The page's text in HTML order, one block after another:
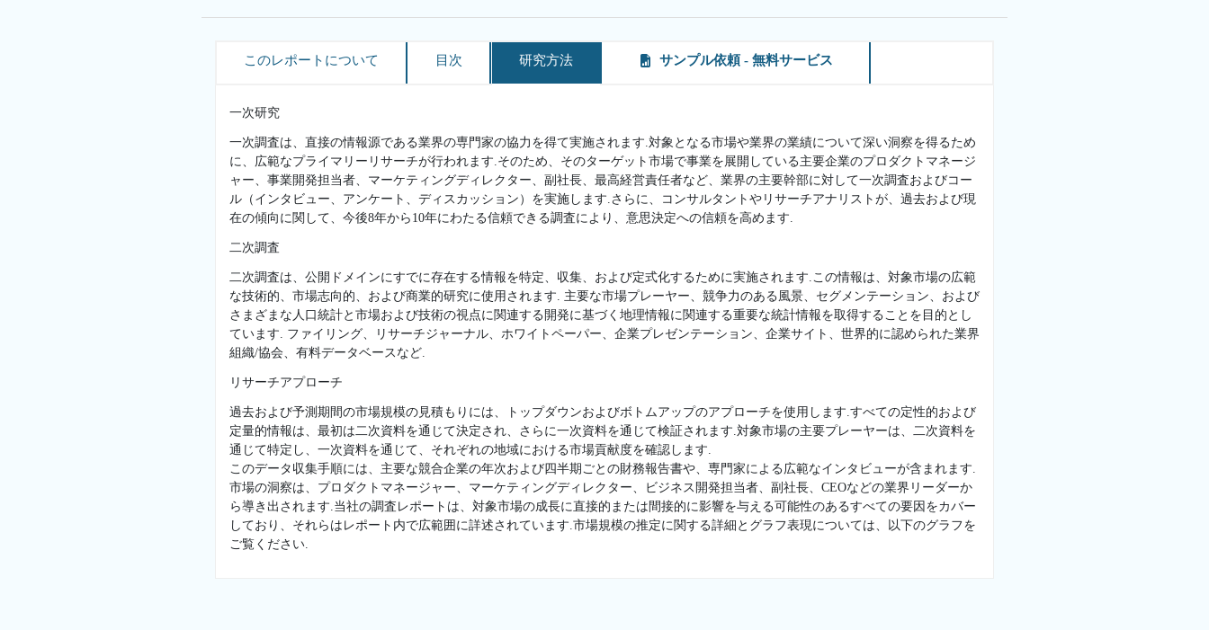
このレポートについて 目次 研究方法 サンプル依頼 - 無料サービス
一次研究
一次調査は、直接の情報源である業界の専門家の協力を得て実施されます.対象となる市場や業界の業績について深い洞察を得るため
に、広範なプライマリーリサーチが行われます.そのため、そのターゲット市場で事業を展開している主要企業のプロダクトマネージ
ャー、事業開発担当者、マーケティングディレクター、副社長、最高経営責任者など、業界の主要幹部に対して一次調査およびコー
ル（インタビュー、アンケート、ディスカッション）を実施します.さらに、コンサルタントやリサーチアナリストが、過去および現
在の傾向に関して、今後8年から10年にわたる信頼できる調査により、意思決定への信頼を高めます.
二次調査
二次調査は、公開ドメインにすでに存在する情報を特定、収集、および定式化するために実施されます.この情報は、対象市場の広範
な技術的、市場志向的、および商業的研究に使用されます. 主要な市場プレーヤー、競争力のある風景、セグメンテーション、および
さまざまな人口統計と市場および技術の視点に関連する開発に基づく地理情報に関連する重要な統計情報を取得することを目的とし
ています. ファイリング、リサーチジャーナル、ホワイトペーパー、企業プレゼンテーション、企業サイト、世界的に認められた業界
組織/協会、有料データベースなど.
リサーチアプローチ
過去および予測期間の市場規模の見積もりには、トップダウンおよびボトムアップのアプローチを使用します.すべての定性的および
定量的情報は、最初は二次資料を通じて決定され、さらに一次資料を通じて検証されます.対象市場の主要プレーヤーは、二次資料を
通じて特定し、一次資料を通じて、それぞれの地域における市場貢献度を確認します.
このデータ収集手順には、主要な競合企業の年次および四半期ごとの財務報告書や、専門家による広範なインタビューが含まれます.
市場の洞察は、プロダクトマネージャー、マーケティングディレクター、ビジネス開発担当者、副社長、CEOなどの業界リーダーか
ら導き出されます.当社の調査レポートは、対象市場の成長に直接的または間接的に影響を与える可能性のあるすべての要因をカバー
しており、それらはレポート内で広範囲に詳述されています.市場規模の推定に関する詳細とグラフ表現については、以下のグラフを
ご覧ください.